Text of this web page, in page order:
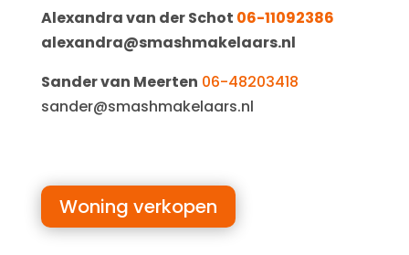
Alexandra van der Schot 06-11092386
alexandra@smashmakelaars.nl
Sander van Meerten 06-48203418
sander@smashmakelaars.nl
Woning verkopen